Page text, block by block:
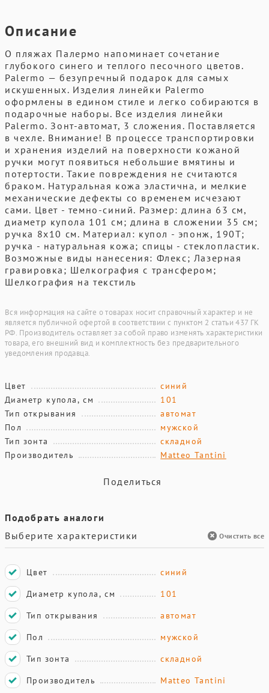
Описание
О пляжах Палермо напоминает сочетание
глубокого синего и теплого песочного цветов.
Palermo — безупречный подарок для самых
искушенных. Изделия линейки Palermo
оформлены в едином стиле и легко собираются в
подарочные наборы. Все изделия линейки
Palermo. Зонт-автомат, 3 сложения. Поставляется
в чехле. Внимание! В процессе транспортировки
и хранения изделий на поверхности кожаной
ручки могут появиться небольшие вмятины и
потертости. Такие повреждения не считаются
браком. Натуральная кожа эластична, и мелкие
механические дефекты со временем исчезают
сами. Цвет - темно-синий. Размер: длина 63 см,
диаметр купола 101 см; длина в сложении 35 см;
ручка 8х10 см. Материал: купол - эпонж, 190T;
ручка - натуральная кожа; спицы - стеклопластик.
Возможные виды нанесения: Флекс; Лазерная
гравировка; Шелкография с трансфером;
Шелкография на текстиль
Вся информация на сайте о товарах носит справочный характер и не
является публичной офертой в соответствии с пунктом 2 статьи 437 ГК
РФ. Производитель оставляет за собой право изменять характеристики
товара, его внешний вид и комплектность без предварительного
уведомления продавца.
Цвет
синий
Диаметр купола, см
101
Тип открывания
автомат
Пол
мужской
Тип зонта
складной
Производитель
Matteo Tantini
Поделиться
Подобрать аналоги
Выберите характеристики
Очистить все
Цвет
синий
Диаметр купола, см
101
Тип открывания
автомат
Пол
мужской
Тип зонта
складной
Производитель
Matteo Tantini